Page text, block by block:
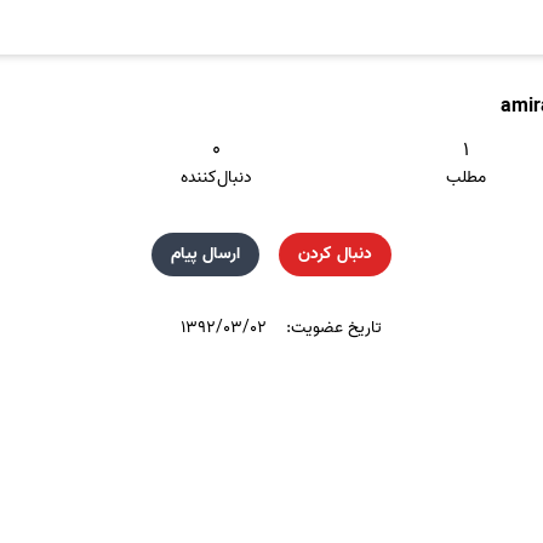
۱
مطلب
۰
دنبال‌کننده
دنبال کردن ارسال پیام
تاریخ عضویت: ۱۳۹۲/۰۳/۰۲